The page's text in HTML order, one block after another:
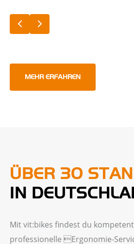
MEHR ERFAHREN
ÜBER 30
IN
Mit vit:bikes findest du
professionelle Ergonomie-